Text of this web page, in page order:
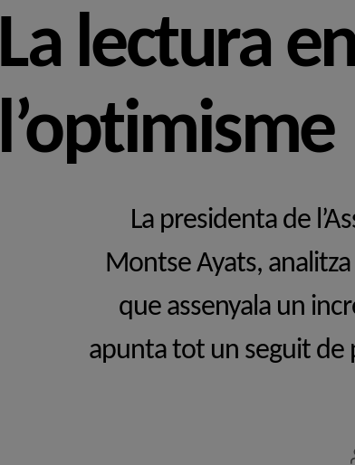
La lectura
l’optimisme
La presidenta de
Montse Ayats,
que assenyala un
apunta tot un seguit de